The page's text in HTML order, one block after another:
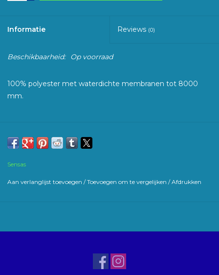
Informatie Reviews (0)
Beschikbaarheid: Op voorraad
100% polyester met waterdichte membranen tot 8000
mm.
Sensas
Aan verlanglijst toevoegen /Toevoegen om te vergelijken /Afdrukken